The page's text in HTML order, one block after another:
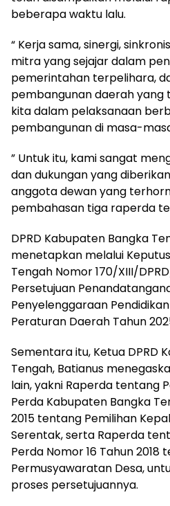
beberapa waktu lalu.
‎“ Kerja sama, sinergi,
mitra yang sejajar dalam
pemerintahan terpelihara,
pembangunan daerah yang
kita dalam pelaksanaan
pembangunan di masa-
‎” Untuk itu, kami sangat
dan dukungan yang
anggota dewan yang
pembahasan tiga raperda
‎DPRD Kabupaten Bangka
menetapkan melalui
Tengah Nomor 170/XIII/
Persetujuan
Penyelenggaraan
Peraturan Daerah Tahun
‎Sementara itu, Ketua DPRD
Tengah, Batianus
lain, yakni Raperda tentang
Perda Kabupaten Bangka
2015 tentang Pemilihan
Serentak, serta Raperda
Perda Nomor 16 Tahun 2018
Permusyawaratan Desa,
proses persetujuannya.